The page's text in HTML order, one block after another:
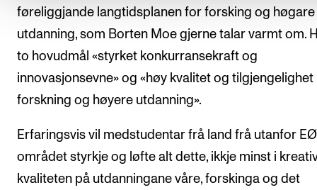
føreliggjande langtidsplanen for forsking og høgare
utdanning, som Borten Moe gjerne talar varmt om.
to hovudmål «styrket konkurransekraft og
innovasjonsevne» og «høy kvalitet og tilgjengelighet
forskning og høyere utdanning».
Erfaringsvis vil medstudentar frå land frå utanfor
området styrkje og løfte alt dette, ikkje minst i
kvaliteten på utdanningane våre, forskinga og det